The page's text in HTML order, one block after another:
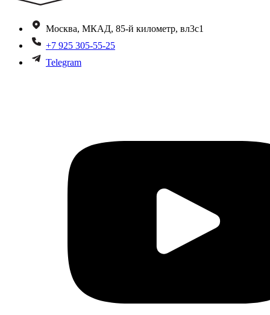
Москва, МКАД, 85-й километр, вл3с1
+7 925 305-55-25
Telegram